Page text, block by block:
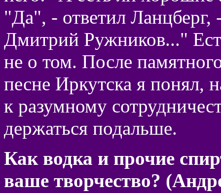
"Да", - ответил Ланцберг,
Дмитрий Ружников..."
не о том. После
песне Иркутска я понял,
к разумному
держаться подальше.
Как водка и прочие
ваше творчество?